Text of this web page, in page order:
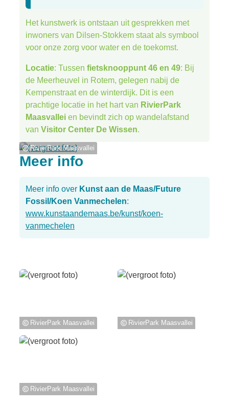
Het kunstwerk is ontstaan uit gesprekken met
inwoners van Dilsen-Stokkem staat als symbool
voor onze zorg voor water en de toekomst.
Locatie: Tussen fietsknooppunt 46 en 49: Bij
de Meerheuvel in Rotem, gelegen nabij de
Kempenstraat en de winterdijk. Dit is een
prachtige locatie in het hart van RivierPark
Maasvallei en bevindt zich op wandelafstand
van Visitor Center De Wissen.
RivierPark Maasvallei
Meer info
Meer info over Kunst aan de Maas/Future
Fossil/Koen Vanmechelen:
www.kunstaandemaas.be/kunst/koen-
vanmechelen
RivierPark Maasvallei RivierPark Maasvallei
RivierPark Maasvallei